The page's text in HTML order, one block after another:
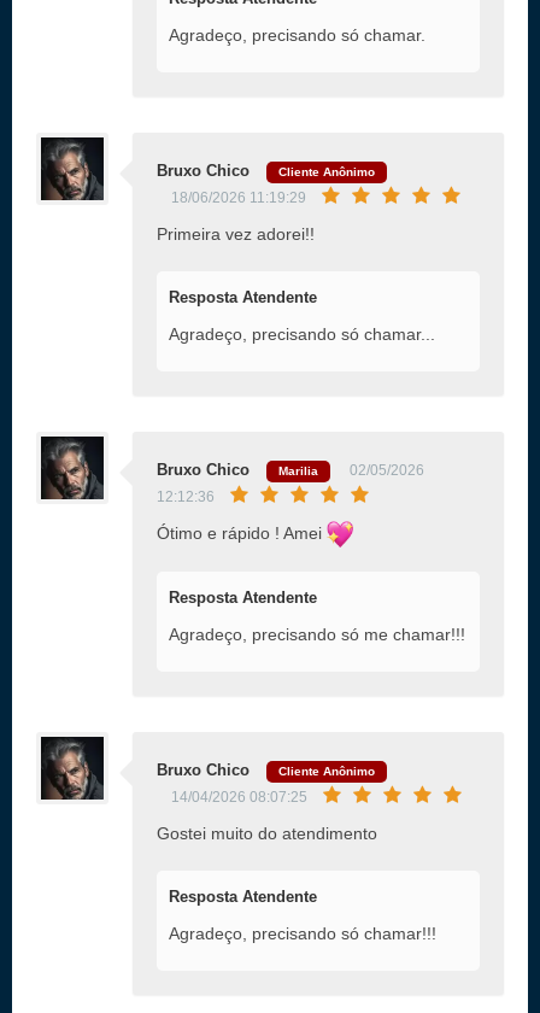
Agradeço, precisando só chamar.
Bruxo Chico Cliente Anônimo
18/06/2026 11:19:29
Primeira vez adorei!!
Resposta Atendente
Agradeço, precisando só chamar...
Bruxo Chico Marilia
02/05/2026
12:12:36
Ótimo e rápido ! Amei
Resposta Atendente
Agradeço, precisando só me chamar!!!
Bruxo Chico Cliente Anônimo
14/04/2026 08:07:25
Gostei muito do atendimento
Resposta Atendente
Agradeço, precisando só chamar!!!